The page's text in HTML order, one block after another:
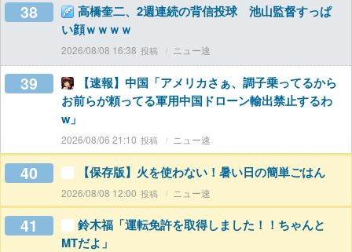
38
高橋奎二、2週連続の背信投球 池山監督すっぱ
い顔ｗｗｗｗ
2026/08/08 16:38 ニュー速
39
【速報】中国「アメリカさぁ、調子乗ってるから
お前らが頼ってる軍用中国ドローン輸出禁止するわ
w」
2026/08/06 21:10 ニュー速
40 【保存版】火を使わない！暑い日の簡単ごはん
2026/08/08 12:00 ニュー速
41
鈴木福「運転免許を取得しました！！ちゃんと
MTだよ」